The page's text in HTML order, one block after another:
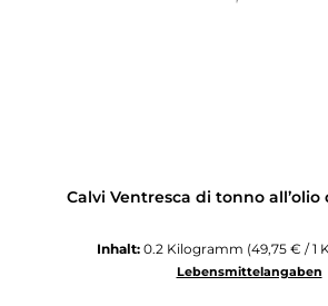
Calvi
Inhalt: 0.2 Kilogramm (49,75 € / 1
Lebensmittelangaben